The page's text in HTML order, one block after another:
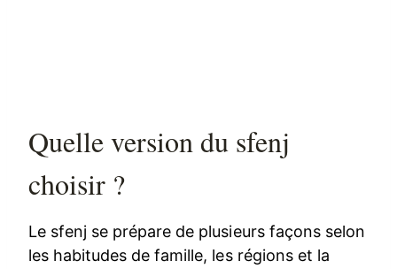
Quelle version du sfenj
choisir ?
Le sfenj se prépare de plusieurs façons selon
les habitudes de famille, les régions et la